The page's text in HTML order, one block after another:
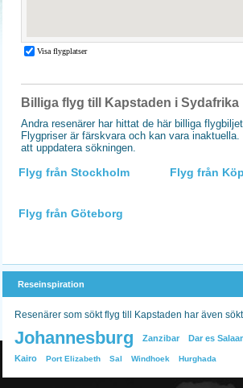
Billiga flyg till Kapstaden i Sydafrika
Andra resenärer har hittat de här billiga
Flygpriser är färskvara och kan vara
att uppdatera sökningen.
Flyg från Stockholm Flyg från
Flyg från Göteborg
Reseinspiration
Resenärer som sökt flyg till Kapstaden har även
Johannesburg Zanzibar Dar es
Kairo Port Elizabeth Sal Windhoek Hurghada